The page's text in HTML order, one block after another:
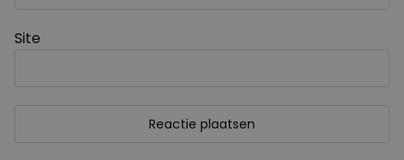
Site